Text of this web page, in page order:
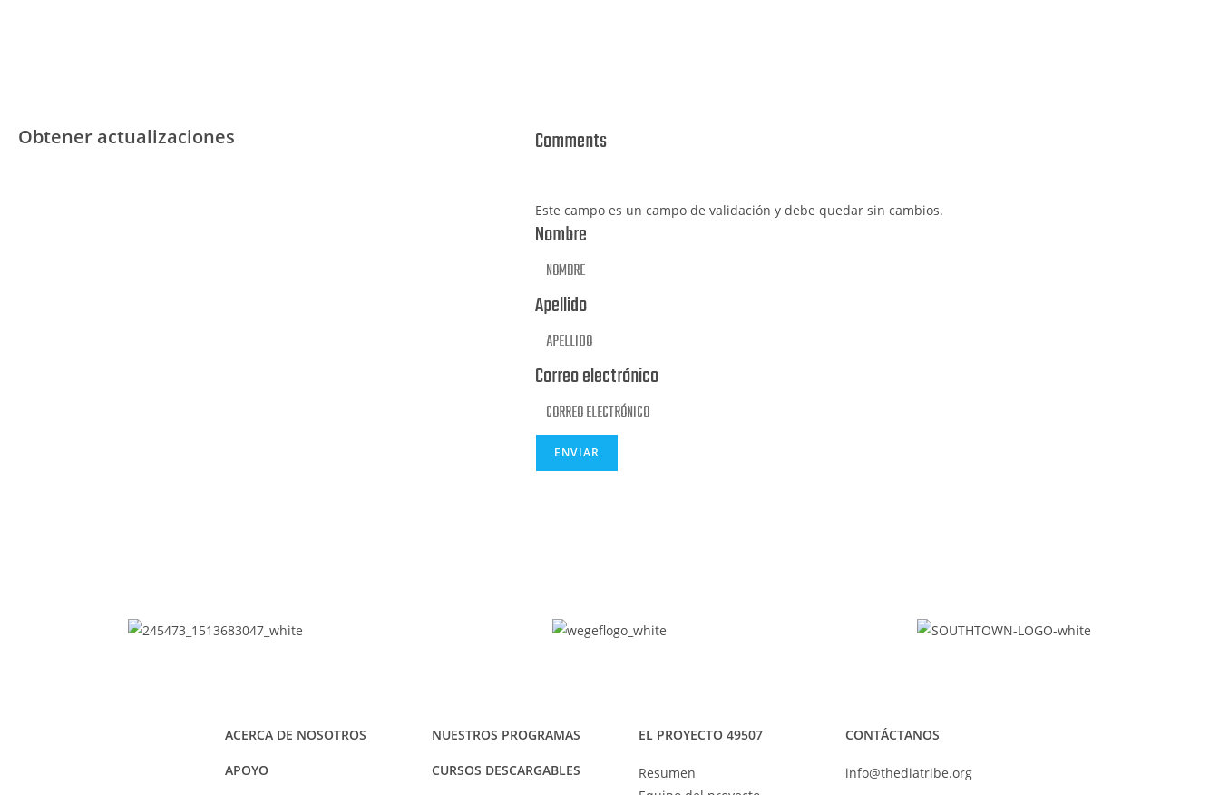
Obtener actualizaciones Comments
Este campo es un campo de validación y debe quedar sin cambios.
Nombre
Apellido
Correo electrónico
ENVIAR
ACERCA DE NOSOTROS
APOYO
NUESTROS PROGRAMAS
CURSOS DESCARGABLES
EL PROYECTO 49507
Resumen
CONTÁCTANOS
info@thediatribe.org